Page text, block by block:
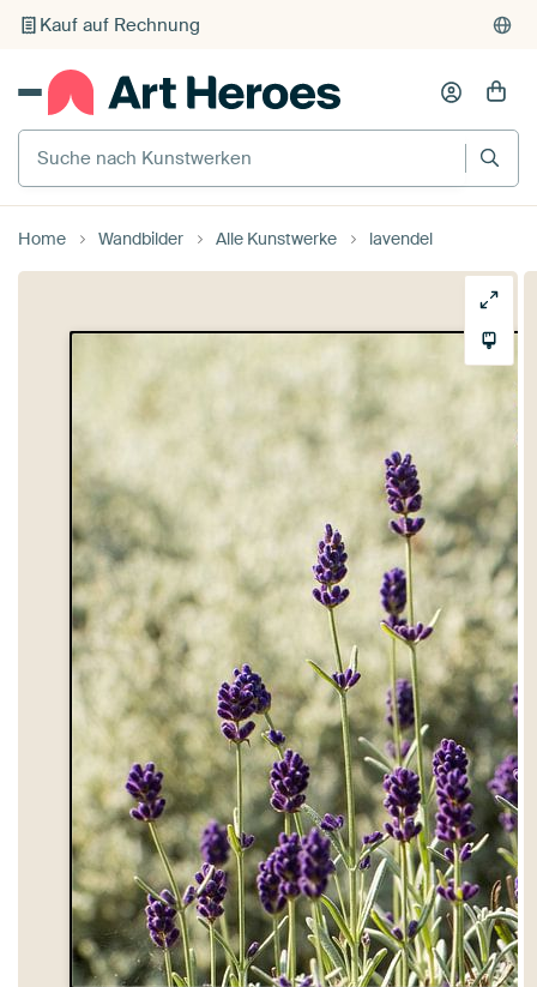
Kauf auf Rechnung
Individueller Druck auf Bestellung
Suche nach Kunstwerken
Home Wandbilder Alle Kunstwerke lavendel